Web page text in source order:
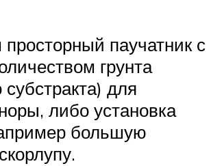
паучатник с
грунта
субстракта) для
либо установка
большую